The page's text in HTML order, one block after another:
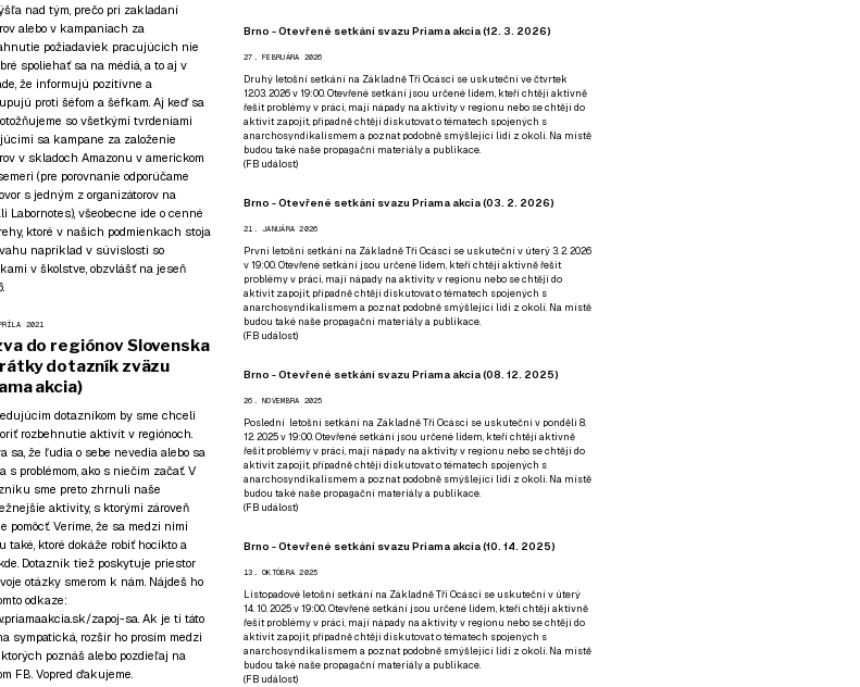
nad tým, prečo pri zakladaní
alebo v kampaniach za
požiadaviek pracujúcich nie
spoliehať sa na médiá, a to aj v
že informujú pozitívne a
proti šéfom a šéfkam. Aj keď sa
so všetkými tvrdeniami
sa kampane za založenie
v skladoch Amazonu v americkom
(pre porovnanie odporúčame
s jedným z organizátorov na
Labornotes), všeobecne ide o cenné
ktoré v našich podmienkach stoja
napríklad v súvislosti so
v školstve, obzvlášť na jeseň
2021
do regiónov Slovenska
dotazník zväzu
akcia)
dotazníkom by sme chceli
rozbehnutie aktivít v regiónoch.
sa, že ľudia o sebe nevedia alebo sa
s problémom, ako s niečím začať. V
sme preto zhrnuli naše
aktivity, s ktorými zároveň
pomôcť. Veríme, že sa medzi nimi
také, ktoré dokáže robiť hocikto a
Dotazník tiež poskytuje priestor
otázky smerom k nám. Nájdeš ho
odkaze:
zapoj-sa . Ak je ti táto
sympatická, rozšír ho prosím medzi
poznáš alebo pozdieľaj na
FB. Vopred ďakujeme.
Brno - Otevřené setkání svazu Priama akcia (12. 3. 2026)
27. FEBRUÁRA 2026
Druhý letošní setkání na Základně Tři Ocásci se uskuteční ve čtvrtek
12.03. 2026 v 19:00. Otevřené setkání jsou určené lidem, kteří chtějí aktivně
řešit problémy v práci, mají nápady na aktivity v regionu nebo se chtějí do
aktivit zapojit, případně chtějí diskutovat o tématech spojených s
anarchosyndikalismem a poznat podobně smýšlející lidi z okolí. Na místě
budou také naše propagační materiály a publikace.
(FB událost)
Brno - Otevřené setkání svazu Priama akcia (03. 2. 2026)
21. JANUÁRA 2026
První letošní setkání na Základně Tři Ocásci se uskuteční v úterý 3. 2. 2026
v 19:00. Otevřené setkání jsou určené lidem, kteří chtějí aktivně řešit
problémy v práci, mají nápady na aktivity v regionu nebo se chtějí do
aktivit zapojit, případně chtějí diskutovat o tématech spojených s
anarchosyndikalismem a poznat podobně smýšlející lidi z okolí. Na místě
budou také naše propagační materiály a publikace.
(FB událost)
Brno - Otevřené setkání svazu Priama akcia (08. 12. 2025)
26. NOVEMBRA 2025
Poslední letošní setkání na Základně Tři Ocásci se uskuteční v ponděli 8.
12. 2025 v 19:00. Otevřené setkání jsou určené lidem, kteří chtějí aktivně
řešit problémy v práci, mají nápady na aktivity v regionu nebo se chtějí do
aktivit zapojit, případně chtějí diskutovat o tématech spojených s
anarchosyndikalismem a poznat podobně smýšlející lidi z okolí. Na místě
budou také naše propagační materiály a publikace.
(FB událost)
Brno - Otevřené setkání svazu Priama akcia (10. 14. 2025)
13. OKTÓBRA 2025
Listopadové letošní setkání na Základně Tři Ocásci se uskuteční v úterý
14. 10. 2025 v 19:00. Otevřené setkání jsou určené lidem, kteří chtějí aktivně
řešit problémy v práci, mají nápady na aktivity v regionu nebo se chtějí do
aktivit zapojit, případně chtějí diskutovat o tématech spojených s
anarchosyndikalismem a poznat podobně smýšlející lidi z okolí. Na místě
budou také naše propagační materiály a publikace.
(FB událost)